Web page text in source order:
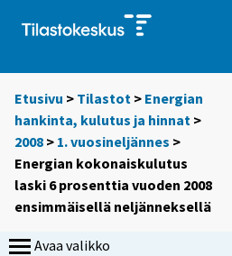
Etusivu > Tilastot > Energian
hankinta, kulutus ja hinnat >
2008 > 1. vuosineljännes >
Energian kokonaiskulutus
laski 6 prosenttia vuoden 2008
ensimmäisellä neljänneksellä
Avaa valikko